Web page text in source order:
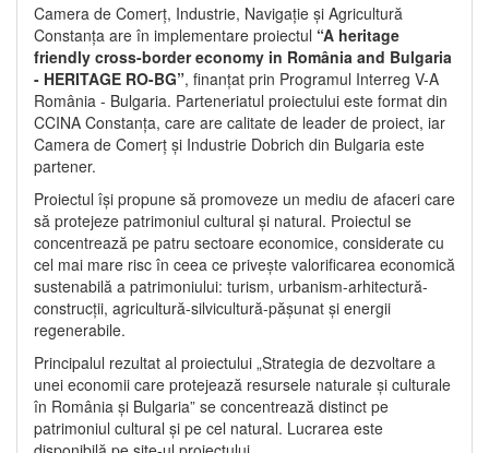
Camera de Comerț, Industrie, Navigație și Agricultură
Constanța are în implementare proiectul “A heritage
friendly cross-border economy in România and Bulgaria
- HERITAGE RO-BG”, finanțat prin Programul Interreg V-A
România - Bulgaria. Parteneriatul proiectului este format din
CCINA Constanța, care are calitate de leader de proiect, iar
Camera de Comerț și Industrie Dobrich din Bulgaria este
partener.
Proiectul își propune să promoveze un mediu de afaceri care
să protejeze patrimoniul cultural și natural. Proiectul se
concentrează pe patru sectoare economice, considerate cu
cel mai mare risc în ceea ce privește valorificarea economică
sustenabilă a patrimoniului: turism, urbanism-arhitectură-
construcții, agricultură-silvicultură-pășunat și energii
regenerabile.
Principalul rezultat al proiectului „Strategia de dezvoltare a
unei economii care protejează resursele naturale și culturale
în România și Bulgaria” se concentrează distinct pe
patrimoniul cultural și pe cel natural. Lucrarea este